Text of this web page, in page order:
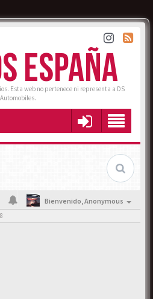
ESPAÑA
Esta web no pertenece ni representa a DS
Automobiles.
Bienvenido,Anonymous